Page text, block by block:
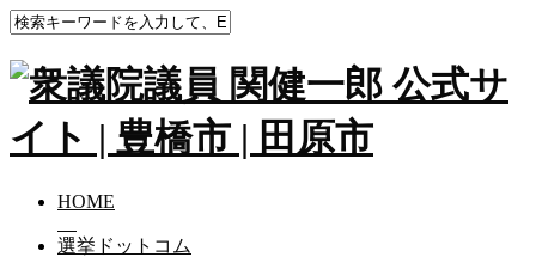
HOME
選挙ドットコム